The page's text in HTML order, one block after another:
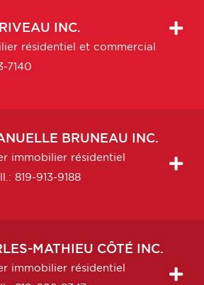
INC.
résidentiel et commercial
7140
BRUNEAU INC.
immobilier résidentiel
819-913-9188
MATHIEU CÔTÉ INC.
immobilier résidentiel